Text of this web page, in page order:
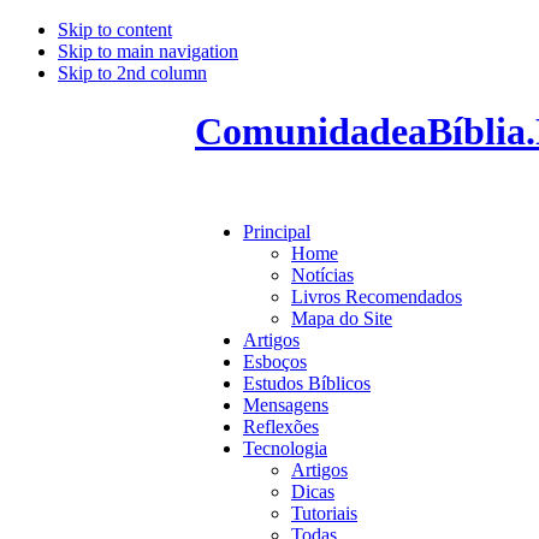
Skip to content
Skip to main navigation
Skip to 2nd column
Principal
Home
Notícias
Livros Recomendados
Mapa do Site
Artigos
Esboços
Estudos Bíblicos
Mensagens
Reflexões
Tecnologia
Artigos
Dicas
Tutoriais
Todas